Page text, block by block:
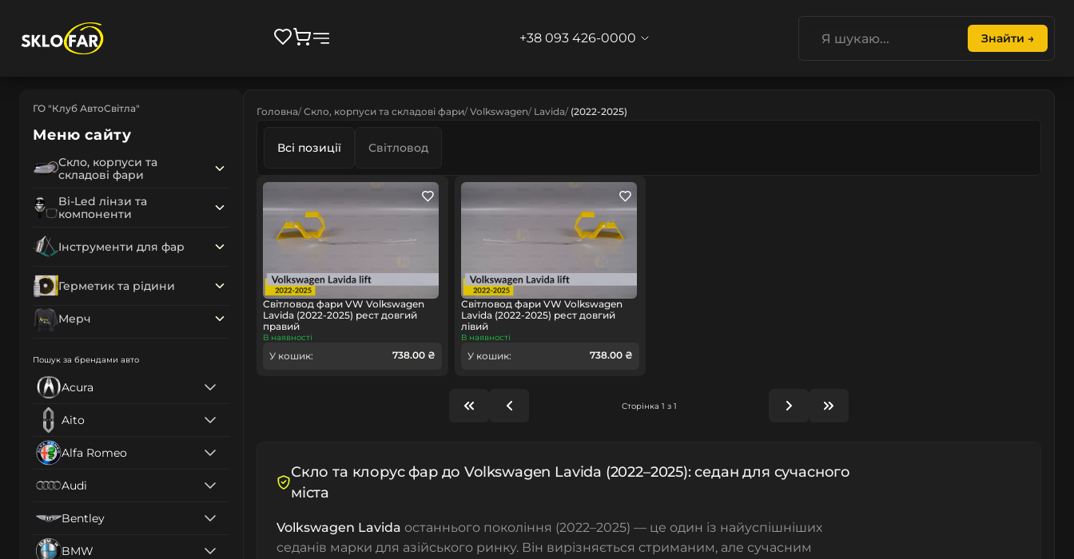
+38 093 426-0000 Знайти →
ГО "Клуб АвтоСвітла"
Меню сайту
Скло, корпуси та
складові фари
Bi-Led лінзи та
компоненти
Інструменти для фар
Герметик та рідини
Мерч
Пошук за брендами авто
Acura
Aito
Alfa Romeo
Audi
Bentley
BMW
Головна Скло, корпуси та складові фари Volkswagen Lavida (2022-2025)
Всі позиції Світловод
Світловод фари VW Volkswagen
Lavida (2022-2025) рест довгий
правий
В наявності
У кошик: 738.00 ₴
Світловод фари VW Volkswagen
Lavida (2022-2025) рест довгий
лівий
В наявності
У кошик: 738.00 ₴
Сторінка 1 з 1
Скло та клорус фар до Volkswagen Lavida (2022–2025): седан для сучасного
міста
Volkswagen Lavida останнього покоління (2022–2025) — це один із найуспішніших
седанів марки для азійського ринку. Він вирізняється стриманим, але сучасним